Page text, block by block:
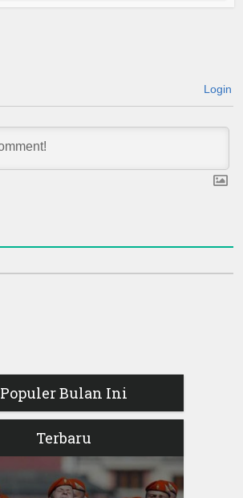
Login
Populer Bulan Ini
Terbaru